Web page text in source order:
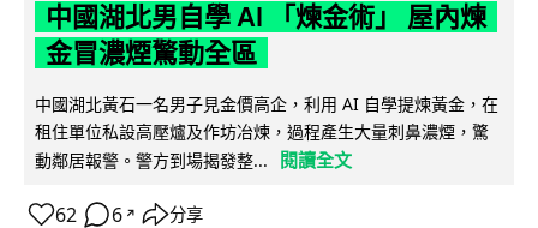
中國湖北男自學 AI 「煉金術」 屋內煉
金冒濃煙驚動全區
中國湖北黃石一名男子見金價高企，利用 AI 自學提煉黃金，在
租住單位私設高壓爐及作坊冶煉，過程產生大量刺鼻濃煙，驚
動鄰居報警。警方到場揭發整...
閱讀全文
62 6 ↗ 分享